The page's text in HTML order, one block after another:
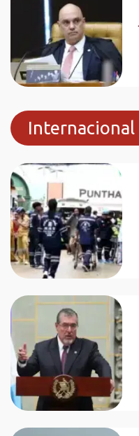
Internacional